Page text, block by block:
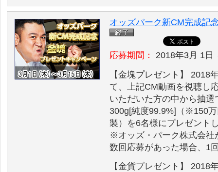
オッズパーク新CM完成記
応募期間：
2018年3月 1日
【金塊プレゼント】 2018
て、上記CM動画を視聴し
いただいた方の中から抽
300g[純度99.9%]（※150
製）を6名様にプレゼント
※オッズ・パーク株式会社
数回応募があった場合、1
【金貨プレゼント】 2018